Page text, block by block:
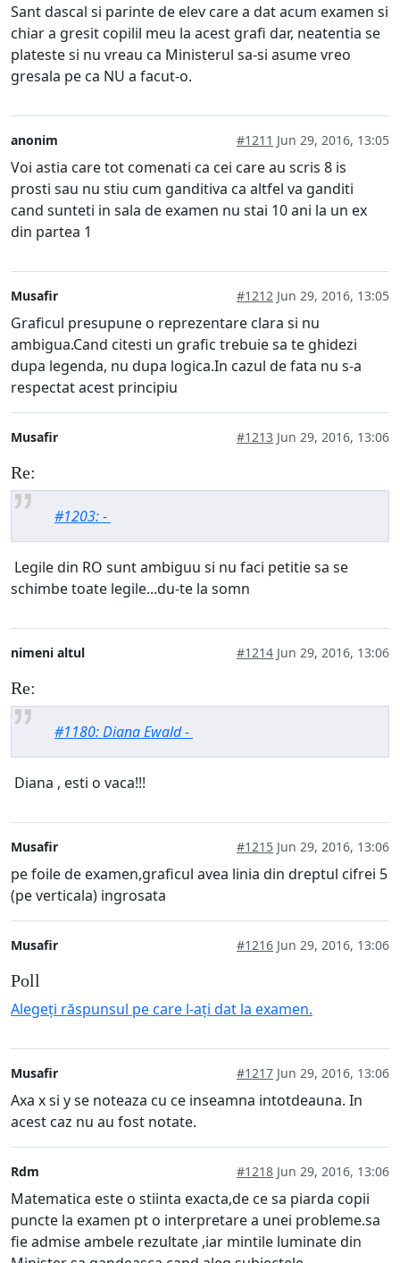
Sant dascal si parinte de elev care a dat acum examen si
chiar a gresit copilil meu la acest grafi dar, neatentia se
plateste si nu vreau ca Ministerul sa-si asume vreo
gresala pe ca NU a facut-o.
anonim #1211 Jun 29, 2016, 13:05
Voi astia care tot comenati ca cei care au scris 8 is
prosti sau nu stiu cum ganditiva ca altfel va ganditi
cand sunteti in sala de examen nu stai 10 ani la un ex
din partea 1
Musafir #1212 Jun 29, 2016, 13:05
Graficul presupune o reprezentare clara si nu
ambigua.Cand citesti un grafic trebuie sa te ghidezi
dupa legenda, nu dupa logica.In cazul de fata nu s-a
respectat acest principiu
Musafir #1213 Jun 29, 2016, 13:06
Re:
#1203: -
Legile din RO sunt ambiguu si nu faci petitie sa se
schimbe toate legile...du-te la somn
nimeni altul #1214 Jun 29, 2016, 13:06
Re:
#1180: Diana Ewald -
Diana , esti o vaca!!!
Musafir #1215 Jun 29, 2016, 13:06
pe foile de examen,graficul avea linia din dreptul cifrei 5
(pe verticala) ingrosata
Musafir #1216 Jun 29, 2016, 13:06
Poll
Alegeți răspunsul pe care l-ați dat la examen.
Musafir #1217 Jun 29, 2016, 13:06
Axa x si y se noteaza cu ce inseamna intotdeauna. In
acest caz nu au fost notate.
Rdm #1218 Jun 29, 2016, 13:06
Matematica este o stiinta exacta,de ce sa piarda copii
puncte la examen pt o interpretare a unei probleme.sa
fie admise ambele rezultate ,iar mintile luminate din